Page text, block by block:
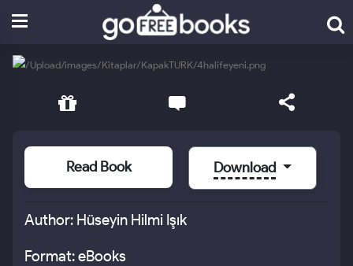
Read Book Download
Author: Hüseyin Hilmi Işık
Format: eBooks